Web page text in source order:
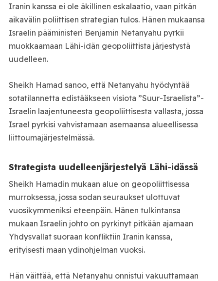
Iranin kanssa ei ole äkillinen eskalaatio, vaan pitkän
aikavälin poliittisen strategian tulos. Hänen mukaansa
Israelin pääministeri Benjamin Netanyahu pyrkii
muokkaamaan Lähi-idän geopoliittista järjestystä
uudelleen.
Sheikh Hamad sanoo, että Netanyahu hyödyntää
sotatilannetta edistääkseen visiota ”Suur-Israelista”-
Israelin laajentuneesta geopoliittisesta vallasta, jossa
Israel pyrkisi vahvistamaan asemaansa alueellisessa
liittoumajärjestelmässä.
Strategista uudelleenjärjestelyä Lähi-idässä
Sheikh Hamadin mukaan alue on geopoliittisessa
murroksessa, jossa sodan seuraukset ulottuvat
vuosikymmeniksi eteenpäin. Hänen tulkintansa
mukaan Israelin johto on pyrkinyt pitkään ajamaan
Yhdysvallat suoraan konfliktiin Iranin kanssa,
erityisesti maan ydinohjelman vuoksi.
Hän väittää, että Netanyahu onnistui vakuuttamaan